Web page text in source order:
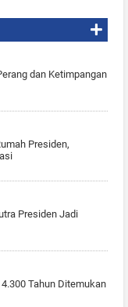
dan Ketimpangan
Presiden,
Presiden Jadi
Tahun Ditemukan